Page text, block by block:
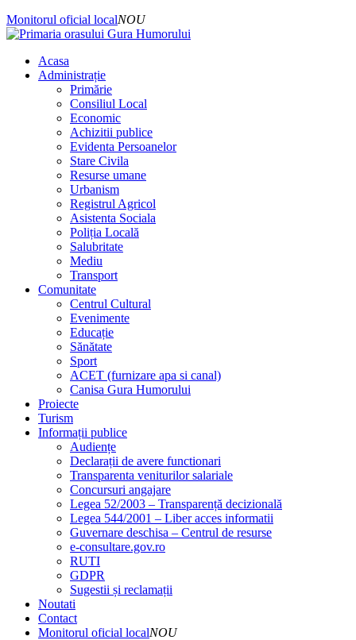
Monitorul oficial localNOU
Acasa
Administrație
Primărie
Consiliul Local
Economic
Achizitii publice
Evidenta Persoanelor
Stare Civila
Resurse umane
Urbanism
Registrul Agricol
Asistenta Sociala
Poliția Locală
Salubritate
Mediu
Transport
Comunitate
Centrul Cultural
Evenimente
Educație
Sănătate
Sport
ACET (furnizare apa si canal)
Canisa Gura Humorului
Proiecte
Turism
Informații publice
Audiențe
Declarații de avere functionari
Transparenta veniturilor salariale
Concursuri angajare
Legea 52/2003 – Transparență decizională
Legea 544/2001 – Liber acces informatii
Guvernare deschisa – Centrul de resurse
e-consultare.gov.ro
RUTI
GDPR
Sugestii și reclamații
Noutati
Contact
Monitorul oficial localNOU